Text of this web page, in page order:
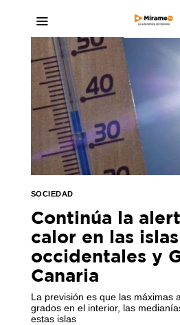
SOCIEDAD
Continúa la
calor en las islas
occidentales y
Canaria
La previsión es que las máximas
grados en el interior, las
estas islas